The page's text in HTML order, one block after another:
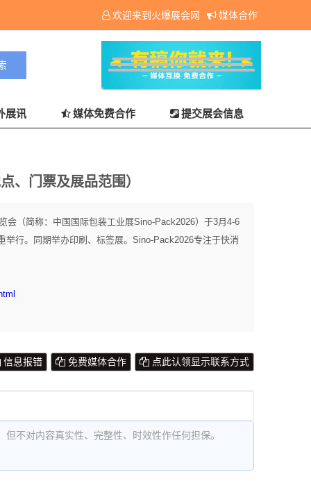
欢迎来到火爆展会网 媒体合作
展讯 媒体免费合作 提交展会信息
、门票及展品范围）
会（简称：中国国际包装工业展Sino-Pack2026）于3月4-6
举行。同期举办印刷、标签展。Sino-Pack2026专注于快消
点此认领显示联系方式
免费媒体合作
信息报错
不对内容真实性、完整性、时效性作任何担保。